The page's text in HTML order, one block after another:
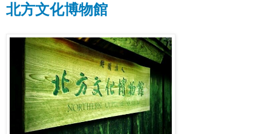
北方文化博物館